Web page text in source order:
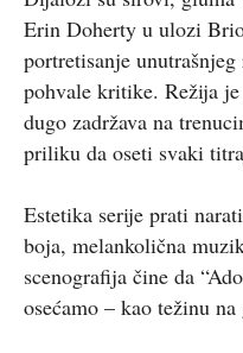
Erin Doherty u ulozi
portretisanje
pohvale kritike. Režija
dugo zadržava na
priliku da oseti svaki
Estetika serije prati
boja, melankolična
scenografija čine da
osećamo – kao težinu